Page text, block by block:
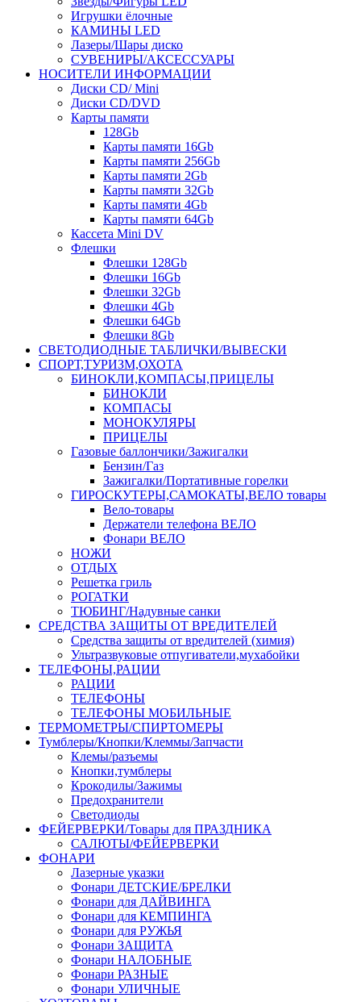
Игрушки ёлочные
КАМИНЫ LED
Лазеры/Шары диско
СУВЕНИРЫ/АКСЕССУАРЫ
НОСИТЕЛИ ИНФОРМАЦИИ
Диски CD/ Mini
Диски CD/DVD
Карты памяти
128Gb
Карты памяти 16Gb
Карты памяти 256Gb
Карты памяти 2Gb
Карты памяти 32Gb
Карты памяти 4Gb
Карты памяти 64Gb
Кассета Mini DV
Флешки
Флешки 128Gb
Флешки 16Gb
Флешки 32Gb
Флешки 4Gb
Флешки 64Gb
Флешки 8Gb
СВЕТОДИОДНЫЕ ТАБЛИЧКИ/ВЫВЕСКИ
СПОРТ,ТУРИЗМ,ОХОТА
БИНОКЛИ,КОМПАСЫ,ПРИЦЕЛЫ
БИНОКЛИ
КОМПАСЫ
МОНОКУЛЯРЫ
ПРИЦЕЛЫ
Газовые баллончики/Зажигалки
Бензин/Газ
Зажигалки/Портативные горелки
ГИРОСКУТЕРЫ,САМОКАТЫ,ВЕЛО товары
Вело-товары
Держатели телефона ВЕЛО
Фонари ВЕЛО
НОЖИ
ОТДЫХ
Решетка гриль
РОГАТКИ
ТЮБИНГ/Надувные санки
СРЕДСТВА ЗАЩИТЫ ОТ ВРЕДИТЕЛЕЙ
Средства защиты от вредителей (химия)
Ультразвуковые отпугиватели,мухабойки
ТЕЛЕФОНЫ,РАЦИИ
РАЦИИ
ТЕЛЕФОНЫ
ТЕЛЕФОНЫ МОБИЛЬНЫЕ
ТЕРМОМЕТРЫ/СПИРТОМЕРЫ
Тумблеры/Кнопки/Клеммы/Запчасти
Клемы/разъемы
Кнопки,тумблеры
Крокодилы/Зажимы
Предохранители
Светодиоды
ФЕЙЕРВЕРКИ/Товары для ПРАЗДНИКА
САЛЮТЫ/ФЕЙЕРВЕРКИ
ФОНАРИ
Лазерные указки
Фонари ДЕТСКИЕ/БРЕЛКИ
Фонари для ДАЙВИНГА
Фонари для КЕМПИНГА
Фонари для РУЖЬЯ
Фонари ЗАЩИТА
Фонари НАЛОБНЫЕ
Фонари РАЗНЫЕ
Фонари УЛИЧНЫЕ